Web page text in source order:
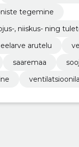
tegemine
, niiskus- ning
eelarve arutelu
saaremaa